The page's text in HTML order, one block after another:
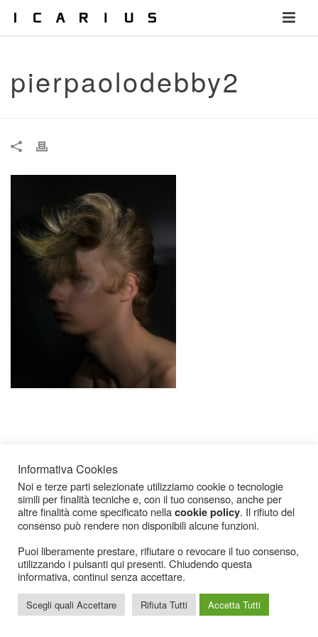
pierpaolodebby2
Icarius.com Copyright © 2000 - 2022 |Privacy Policy|Cookies Policy| Consenso
Cookies
Informativa Cookies
Noi e terze parti selezionate utilizziamo cookie o tecnologie
simili per finalità tecniche e, con il tuo consenso, anche per
altre finalità come specificato nellacookie policy. Il rifiuto del
consenso può rendere non disponibili alcune funzioni.
Puoi liberamente prestare, rifiutare o revocare il tuo consenso,
utilizzando i pulsanti qui presenti. Chiudendo questa
informativa, continui senza accettare.
Scegli quali Accettare Rifiuta Tutti Accetta Tutti